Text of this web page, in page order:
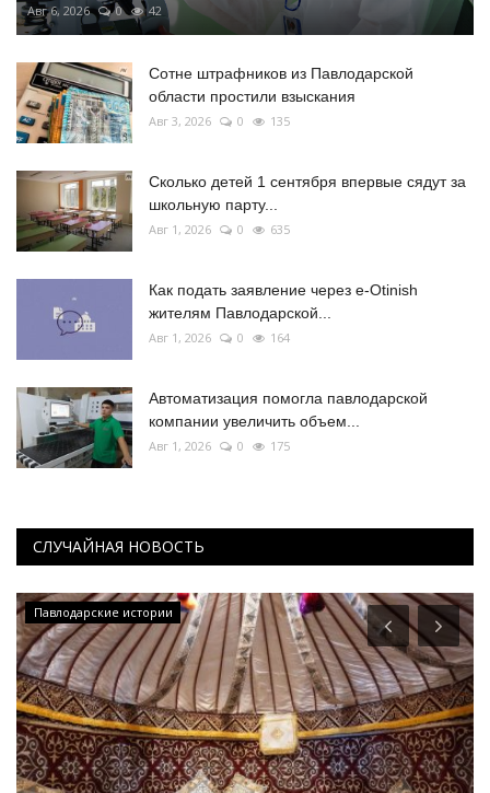
Авг 6, 2026 0 42
Сотне штрафников из Павлодарской
области простили взыскания
Авг 3, 2026 0 135
Сколько детей 1 сентября впервые сядут за
школьную парту...
Авг 1, 2026 0 635
Как подать заявление через e-Otinish
жителям Павлодарской...
Авг 1, 2026 0 164
Автоматизация помогла павлодарской
компании увеличить объем...
Авг 1, 2026 0 175
СЛУЧАЙНАЯ НОВОСТЬ
Павлодарские истории